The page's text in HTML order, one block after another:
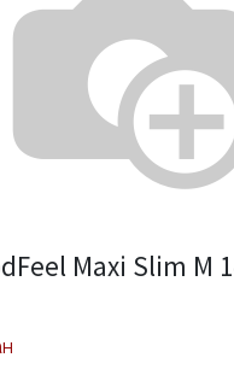
Maxi Slim M